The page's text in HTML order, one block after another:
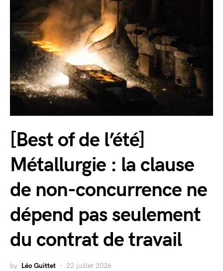
[Best of de l’été]
Métallurgie : la clause
de non-concurrence ne
dépend pas seulement
du contrat de travail
by Léo Guittet 22 juillet 2026